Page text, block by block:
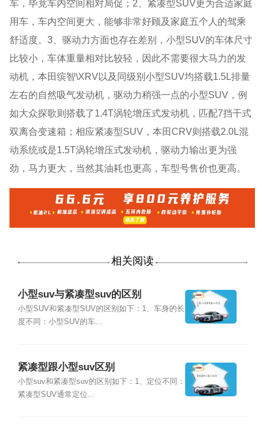
车，毕竟车内空间相对局促；2、紧凑型SUV更为合适家庭
用车，车内空间更大，能够非常好顾及家庭五个人的驾乘
舒适度。3、驱动力方面也存在差别，小型SUV的车体尺寸
比较小，车体重量相对比较轻，因此不需要很大马力的发
动机，本田缤智\XRV以及同级别小型SUV均搭载1.5L排量
左右的自然吸气发动机，驱动力稍强一点的小型SUV，例
如大众探歌则搭载了1.4T涡轮增压式发动机，匹配7挡干式
双离合变速箱；相应紧凑型SUV，本田CRV则搭载2.0L混
动系统或是1.5T涡轮增压式发动机，驱动力输出更为强
劲，马力更大，当然其油耗也更高，车型号售价也更高。
相关阅读
小型suv与紧凑型suv的区别
小型SUV和紧凑型SUV的区别如下：1、车身的长
度不同：小型SUV的车...
紧凑型跟小型suv区别
小型suv和紧凑型suv的区别如下：1、定位不同：
紧凑型SUV通常定位...